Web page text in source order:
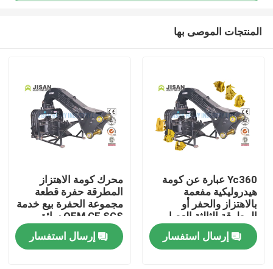
المنتجات الموصى بها
Yc360 عبارة عن كومة
هيدروليكية مفعمة
بالاهتزاز والحفر أو
المطرقة الثالثة العصا
القيادة
إرسال استفسار
محرك كومة الاهتزاز
المطرقة حفرة قطعة
مجموعة الحفرة بيع خدمة
OEM CE SGS سائق
كومة هيدروليكية
إرسال استفسار